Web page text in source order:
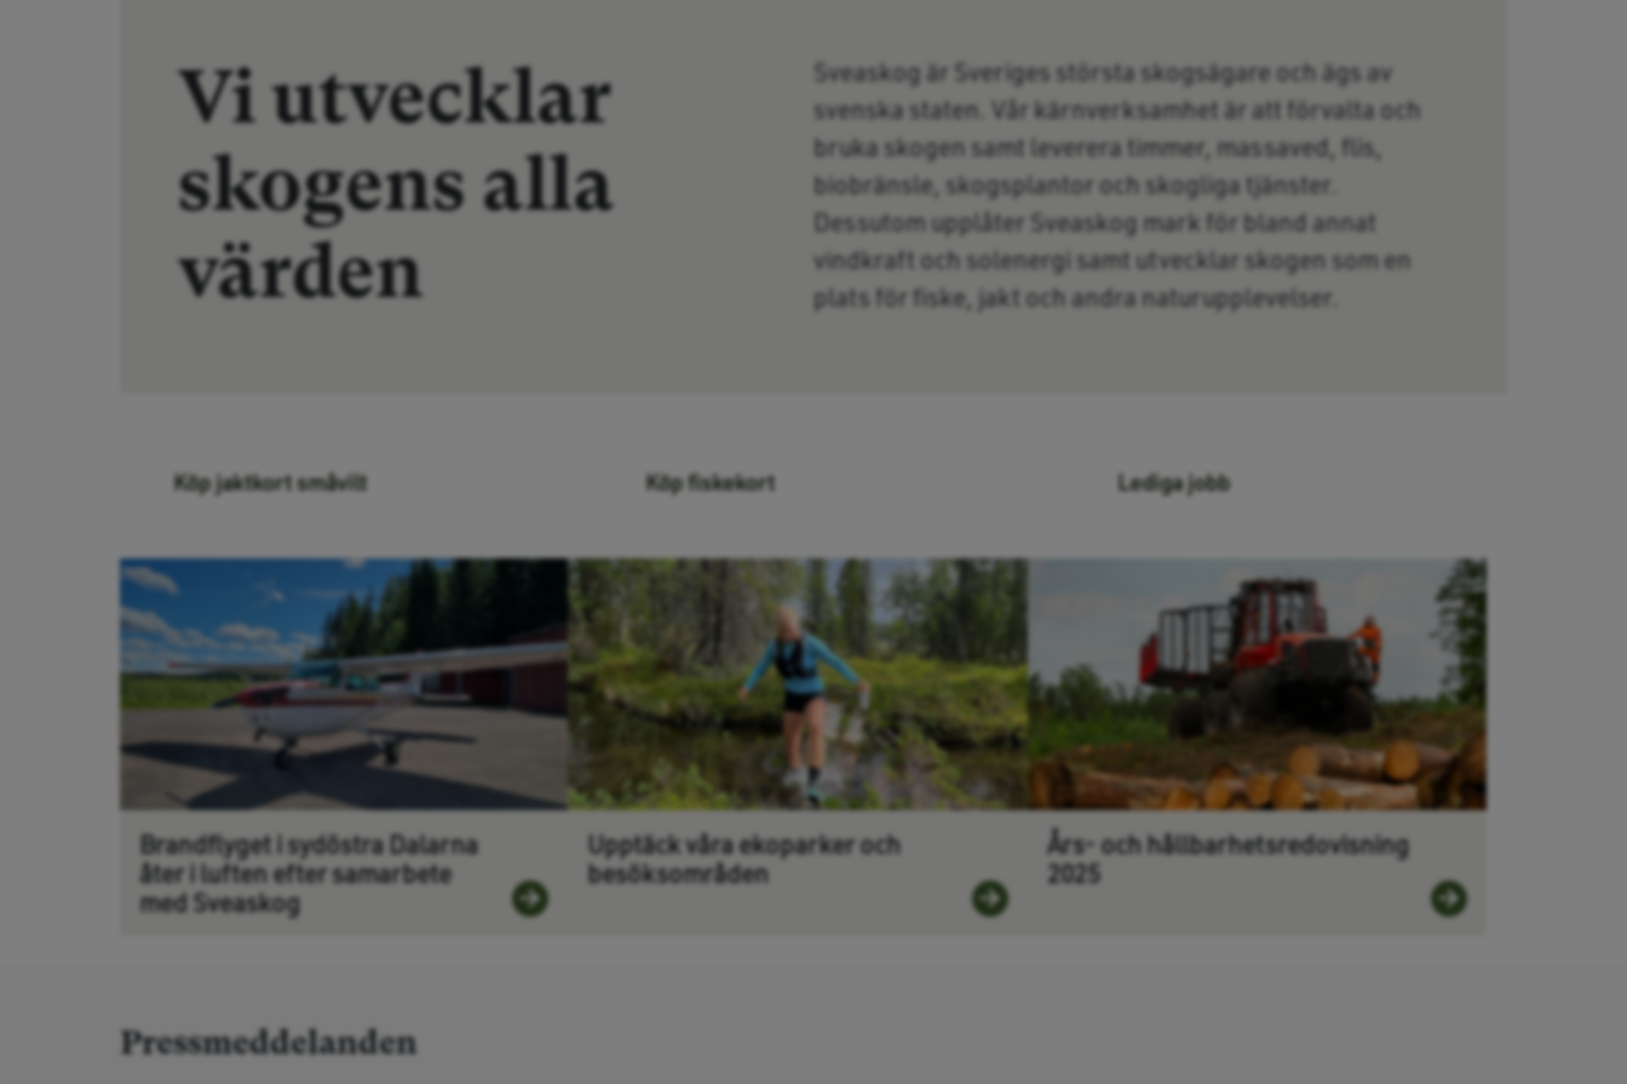
Vi utvecklar
skogens alla
värden
Sveaskog är Sveriges största skogsägare och ägs av
svenska staten. Vår kärnverksamhet är att förvalta och
bruka skogen samt leverera timmer, massaved, flis,
biobränsle, skogsplantor och skogliga tjänster.
Dessutom upplåter Sveaskog mark för bland annat
vindkraft och solenergi samt utvecklar skogen som en
plats för fiske, jakt och andra naturupplevelser.
Köp jaktkort småvilt Köp fiskekort Lediga jobb
Brandflyget i sydöstra Dalarna
åter i luften efter samarbete
med Sveaskog
Upptäck våra ekoparker och
besöksområden
Års- och hållbarhetsredovisning
2025
Pressmeddelanden